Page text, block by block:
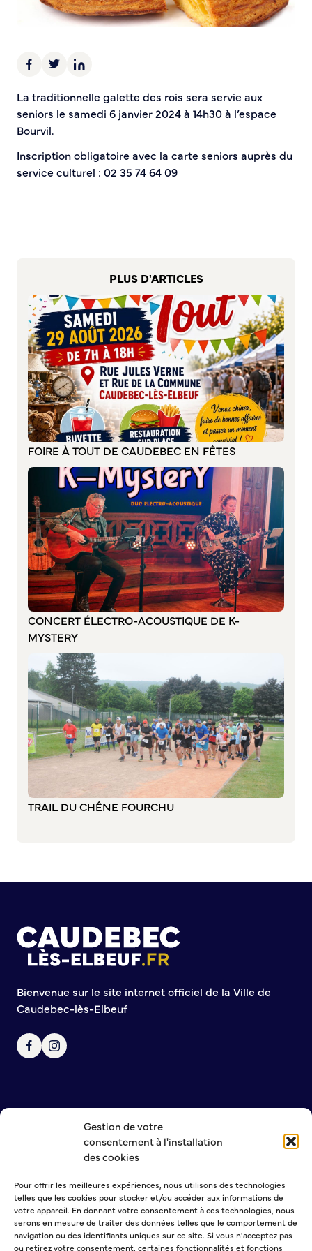
Gestion de votre
consentement à l'installation
des cookies
Pour offrir les meilleures expériences, nous utilisons des technologies
telles que les cookies pour stocker et/ou accéder aux informations de
votre appareil. En donnant votre consentement à ces technologies, nous
serons en mesure de traiter des données telles que le comportement de
navigation ou des identifiants uniques sur ce site. Si vous n'acceptez pas
ou retirez votre consentement, certaines fonctionnalités et fonctions
La traditionnelle galette des rois sera servie aux
seniors le samedi 6 janvier 2024 à 14h30 à l’espace
Bourvil.
Inscription obligatoire avec la carte seniors auprès du
service culturel : 02 35 74 64 09
PLUS D'ARTICLES
FOIRE À TOUT DE CAUDEBEC EN FÊTES
CONCERT ÉLECTRO-ACOUSTIQUE DE K-
MYSTERY
TRAIL DU CHÊNE FOURCHU
Bienvenue sur le site internet officiel de la Ville de
Caudebec-lès-Elbeuf
NOUS CONTACTER
MENTIONS LÉGALES
POLITIQUE DE CONFIDENTIALITÉ
NEWSLETTER
Demande d’Occupation du Domaine Public
Sécurité tranquillité
Police municipale
Tranquillité vacances
Vidéoprotection
Aide à l’installation d’alarmes
Horaires pour le bricolage et le jardinage
Infos pratiques
DÉCOUVRIR SORTIR
Bienvenue à Caudebec
Histoire de la ville
Patrimoine historique
Temps forts
Venir à Caudebec
Emménager à Caudebec
Cadre de vie
Parcs et jardins
Entretien durable des espaces verts
Concours des maisons et balcons fleuris
Entretien des haies
Aide à l’achat d’un composteur ou récupérateur d’eau
S’informer
Application
S’abonner au mail d’information
Réseaux sociaux
Journal municipal
Le Territoire
La Métropole de Rouen Normandie
Le Département de la Seine-Maritime
La Région Normandie
Culture
Attribution de subventions
Annuaire des associations
Mise à jour de l’annuaire des associations
Sport Loisirs
Annuaire des équipements de sport et de loisirs
Annuaire des clubs sportifs
Champions de demain
International
PARTICIPER – IMAGINER DEMAIN
Démocratie locale et concertation